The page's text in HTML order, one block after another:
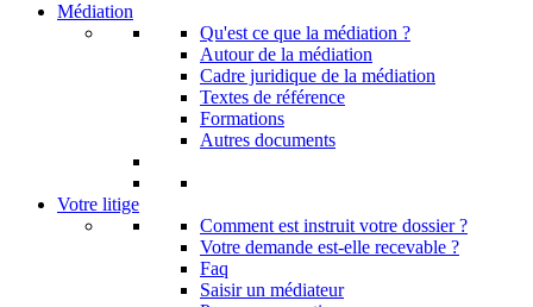
Médiation
Qu'est ce que la médiation ?
Autour de la médiation
Cadre juridique de la médiation
Textes de référence
Formations
Autres documents
Votre litige
Comment est instruit votre dossier ?
Votre demande est-elle recevable ?
Faq
Saisir un médiateur